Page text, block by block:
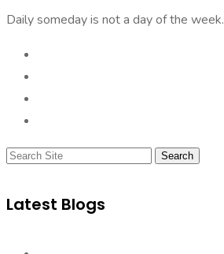
Daily someday is not a day of the week.
Search
Latest Blogs